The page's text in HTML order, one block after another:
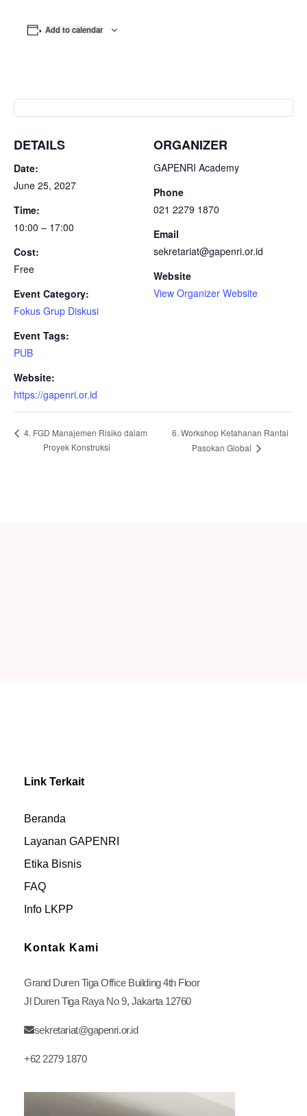
Add to calendar
DETAILS
Date:
June 25, 2027
Time:
10:00 – 17:00
Cost:
Free
Event Category:
Fokus Grup Diskusi
Event Tags:
PUB
Website:
https://gapenri.or.id
ORGANIZER
GAPENRI Academy
Phone
021 2279 1870
Email
sekretariat@gapenri.or.id
Website
View Organizer Website
Event
4. FGD Manajemen Risiko dalam
Proyek Konstruksi
6. Workshop Ketahanan Rantai
Pasokan Global
Link Terkait
Beranda
Layanan GAPENRI
Etika Bisnis
FAQ
Info LKPP
Kontak Kami
Grand Duren Tiga Office Building 4th Floor
Jl Duren Tiga Raya No 9, Jakarta 12760
sekretariat@gapenri.or.id
+62 2279 1870